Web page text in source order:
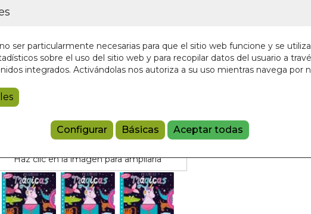
ser particularmente necesarias para que el sitio web funcione y se
sobre el uso del sitio web y para recopilar datos del usuario a
integrados. Activándolas nos autoriza a su uso mientras navega por
Configurar Básicas Aceptar todas
Haz clic en la imagen para ampliarla
7,95 €
Añadir a la